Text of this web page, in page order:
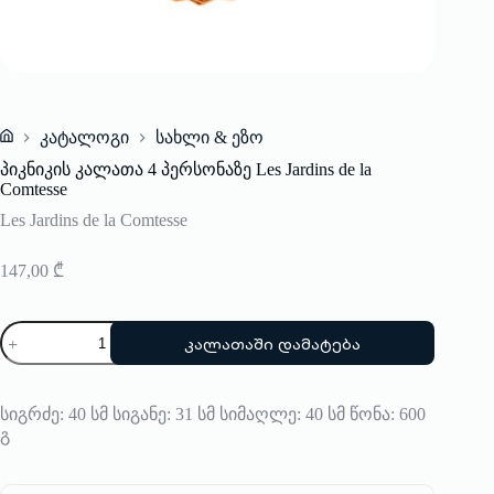
Home
კატალოგი
სახლი & ეზო
პიკნიკის კალათა 4 პერსონაზე Les Jardins de la
Comtesse
Les Jardins de la Comtesse
147,00 ₾
რაოდენობა:
პიკნიკის
კალათა
პერსონაზე
Les
Jardins
კალათაში დამატება
სიგრძე: 40 სმ სიგანე: 31 სმ სიმაღლე: 40 სმ წონა: 600
გ